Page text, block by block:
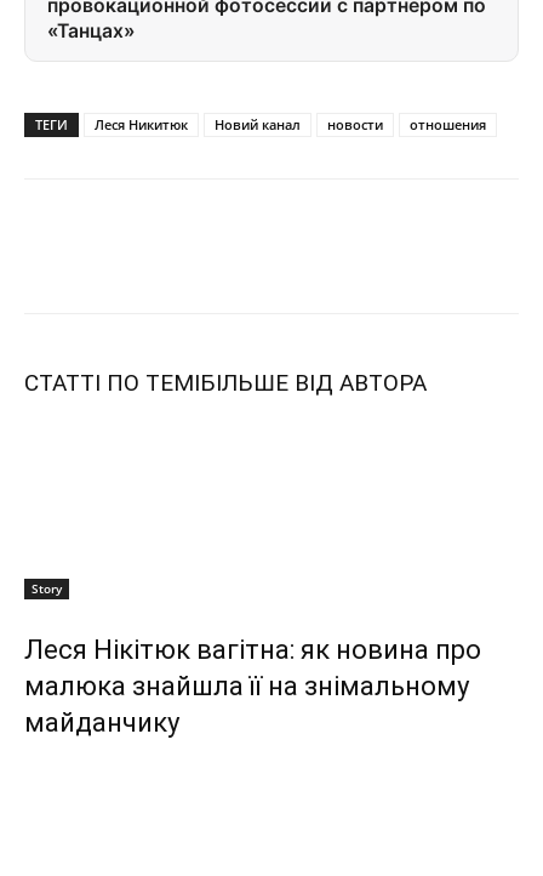
провокационной фотосессии с партнером по
«Танцах»
ТЕГИ Леся Никитюк Новий канал новости отношения
СТАТТІ ПО ТЕМІБІЛЬШЕ ВІД АВТОРА
Story
Леся Нікітюк вагітна: як новина про
малюка знайшла її на знімальному
майданчику